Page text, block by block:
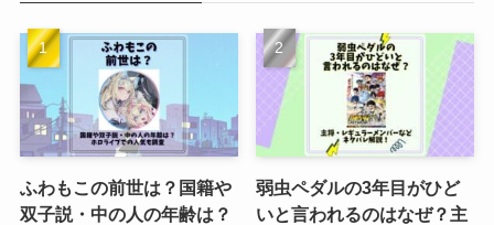
ふわもこの前世は？国籍や
双子説・中の人の年齢は？
弱虫ペダルの3年目がひど
いと言われるのはなぜ？主